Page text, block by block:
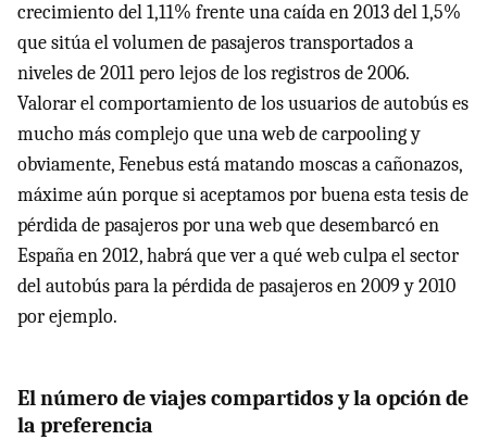
crecimiento del 1,11% frente una caída en 2013 del 1,5%
que sitúa el volumen de pasajeros transportados a
niveles de 2011 pero lejos de los registros de 2006.
Valorar el comportamiento de los usuarios de autobús es
mucho más complejo que una web de carpooling y
obviamente, Fenebus está matando moscas a cañonazos,
máxime aún porque si aceptamos por buena esta tesis de
pérdida de pasajeros por una web que desembarcó en
España en 2012, habrá que ver a qué web culpa el sector
del autobús para la pérdida de pasajeros en 2009 y 2010
por ejemplo.
El número de viajes compartidos y la opción de
la preferencia